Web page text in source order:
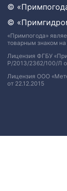
©
©
«Примпогода»
товарным знаком
Лицензия ФГБУ
Р/2013/2362/100/Л
Лицензия ООО
от 22.12.2015